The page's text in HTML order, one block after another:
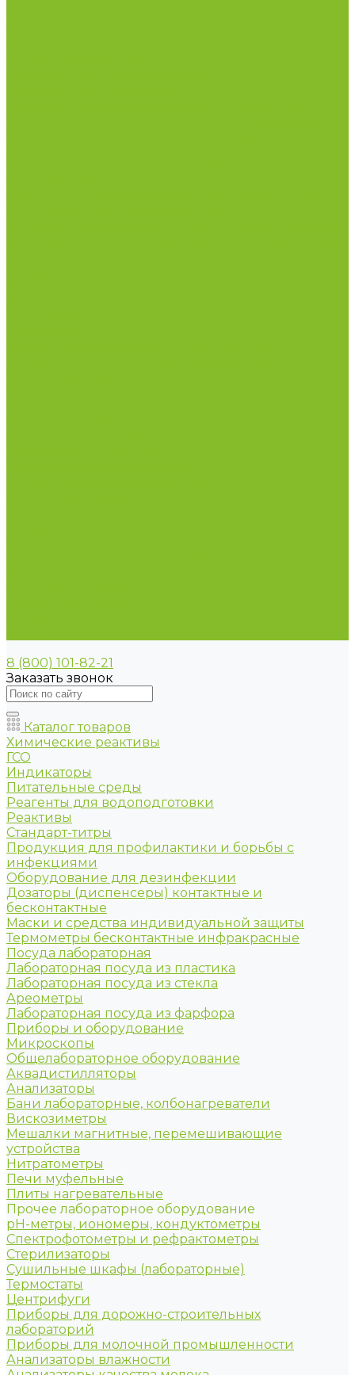
8 (800) 101-82-21
Заказать звонок
Каталог товаров
Химические реактивы
ГСО
Индикаторы
Питательные среды
Реагенты для водоподготовки
Реактивы
Стандарт-титры
Продукция для профилактики и борьбы с
инфекциями
Оборудование для дезинфекции
Дозаторы (диспенсеры) контактные и
бесконтактные
Маски и средства индивидуальной защиты
Термометры бесконтактные инфракрасные
Посуда лабораторная
Лабораторная посуда из пластика
Лабораторная посуда из стекла
Ареометры
Лабораторная посуда из фарфора
Приборы и оборудование
Микроскопы
Общелабораторное оборудование
Аквадистилляторы
Анализаторы
Бани лабораторные, колбонагреватели
Вискозиметры
Мешалки магнитные, перемешивающие
устройства
Нитратометры
Печи муфельные
Плиты нагревательные
Прочее лабораторное оборудование
рН-метры, иономеры, кондуктометры
Спектрофотометры и рефрактометры
Стерилизаторы
Сушильные шкафы (лабораторные)
Термостаты
Центрифуги
Приборы для дорожно-строительных
лабораторий
Приборы для молочной промышленности
Анализаторы влажности